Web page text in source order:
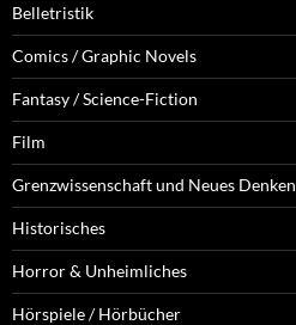
Belletristik
Comics / Graphic Novels
Fantasy / Science-Fiction
Film
Grenzwissenschaft und Neues Denken
Historisches
Horror & Unheimliches
Hörspiele / Hörbücher